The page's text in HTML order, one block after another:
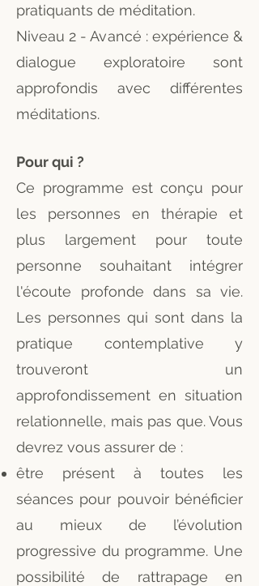
pratiquants de méditation.
Niveau 2 - Avancé : expérience &
dialogue exploratoire sont
approfondis avec différentes
méditations.
Pour qui ?
Ce programme est conçu pour
les personnes en thérapie et
plus largement pour toute
personne souhaitant intégrer
l'écoute profonde dans sa vie.
Les personnes qui sont dans la
pratique contemplative y
trouveront un
approfondissement en situation
relationnelle, mais pas que. Vous
devrez vous assurer de :
être présent à toutes les
séances pour pouvoir bénéficier
au mieux de l’évolution
progressive du programme. Une
possibilité de rattrapage en